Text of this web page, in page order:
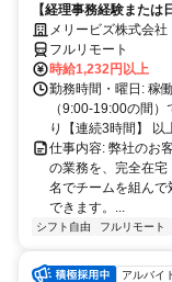
【経理事務経験また
完全在宅で育児・介護
メリービズ株式会社
フルリモート
時給1,232円以上
勤務時間・曜日: 稼
（9:00-19:00の間
り【連続3時間】 以
仕事内容: 弊社のお
の業務を、完全在
名でチームを組ん
できます。...
シフト自由 フルリモート
アルバイ